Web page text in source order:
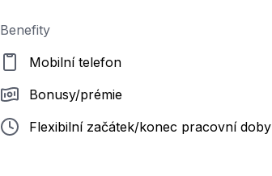
Benefity
Mobilní telefon
Bonusy/prémie
Flexibilní začátek/konec pracovní doby